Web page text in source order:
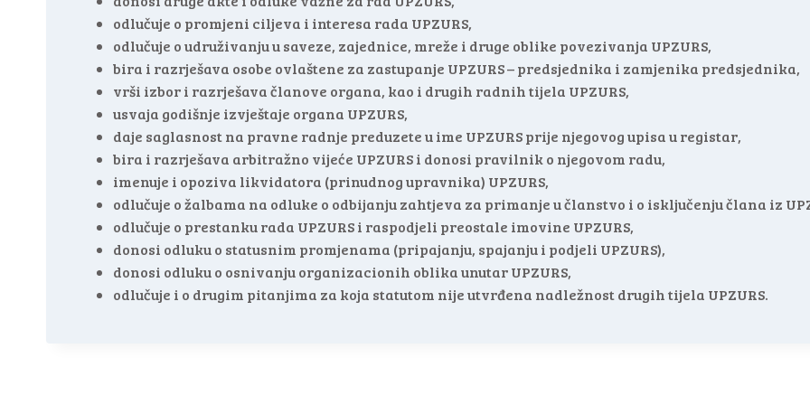
odlučuje o promjeni ciljeva i interesa rada UPZURS,
odlučuje o udruživanju u saveze, zajednice, mreže i druge oblike povezivanja UPZURS,
bira i razrješava osobe ovlaštene za zastupanje UPZURS – predsjednika i zamjenika predsjednika,
vrši izbor i razrješava članove organa, kao i drugih radnih tijela UPZURS,
usvaja godišnje izvještaje organa UPZURS,
daje saglasnost na pravne radnje preduzete u ime UPZURS prije njegovog upisa u registar,
bira i razrješava arbitražno vijeće UPZURS i donosi pravilnik o njegovom radu,
imenuje i opoziva likvidatora (prinudnog upravnika) UPZURS,
odlučuje o žalbama na odluke o odbijanju zahtjeva za primanje u članstvo i o isključenju člana iz
odlučuje o prestanku rada UPZURS i raspodjeli preostale imovine UPZURS,
donosi odluku o statusnim promjenama (pripajanju, spajanju i podjeli UPZURS),
donosi odluku o osnivanju organizacionih oblika unutar UPZURS,
odlučuje i o drugim pitanjima za koja statutom nije utvrđena nadležnost drugih tijela UPZURS.